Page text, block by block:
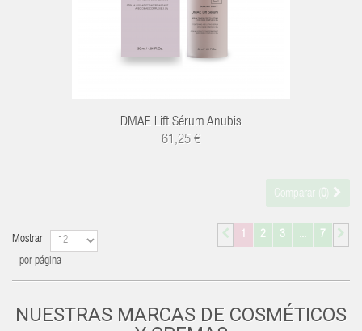
DMAE Lift Sérum Anubis
61,25 €
Comparar ( 0
Mostrar
por página
1 2 3 ... 7
NUESTRAS MARCAS DE COSMÉTICOS